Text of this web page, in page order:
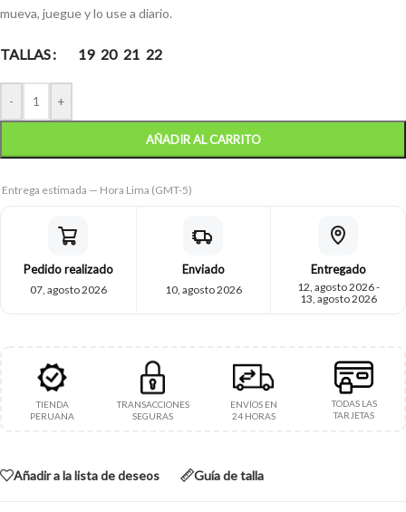
mueva, juegue y lo use a diario.
TALLAS 19 20 21 22
- +
AÑADIR AL CARRITO
Entrega estimada — Hora Lima (GMT-5)
Pedido realizado
07, agosto 2026
Enviado
10, agosto 2026
Entregado
12, agosto 2026 -
13, agosto 2026
TIENDA
PERUANA
TRANSACCIONES
SEGURAS
ENVÍOS EN
24 HORAS
TODAS LAS
TARJETAS
Añadir a la lista de deseos Guía de talla